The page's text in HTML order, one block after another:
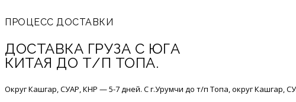
ПРОЦЕСС ДОСТАВКИ
ДОСТАВКА ГРУЗА С ЮГА
КИТАЯ ДО Т/П ТОПА.
Округ Кашгар, СУАР, КНР — 5-7 дней. С г.Урумчи до т/п Топа, округ Кашгар,